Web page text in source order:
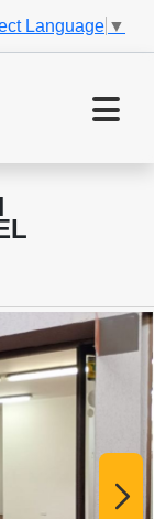
Language ▼